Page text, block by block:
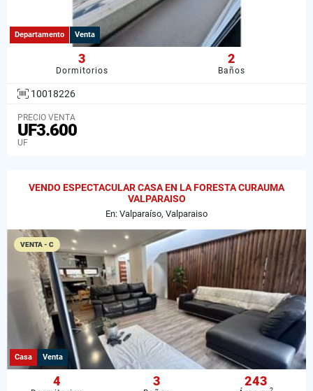
Departamento Venta
3
Dormitorios
2
Baños
10018226
PRECIO VENTA
UF3.600
UF
VENDO ESPECTACULAR CASA EN LA FORESTA CURAUMA
VALPARAISO
En: Valparaíso, Valparaiso
VENTA - C
Casa Venta
4 3 243